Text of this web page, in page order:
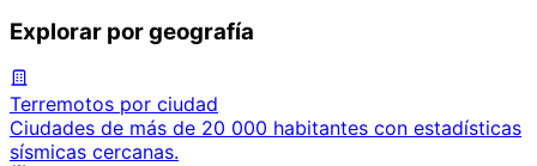
Explorar por geografía
Terremotos por ciudad
Ciudades de más de 20 000 habitantes con estadísticas
sísmicas cercanas.